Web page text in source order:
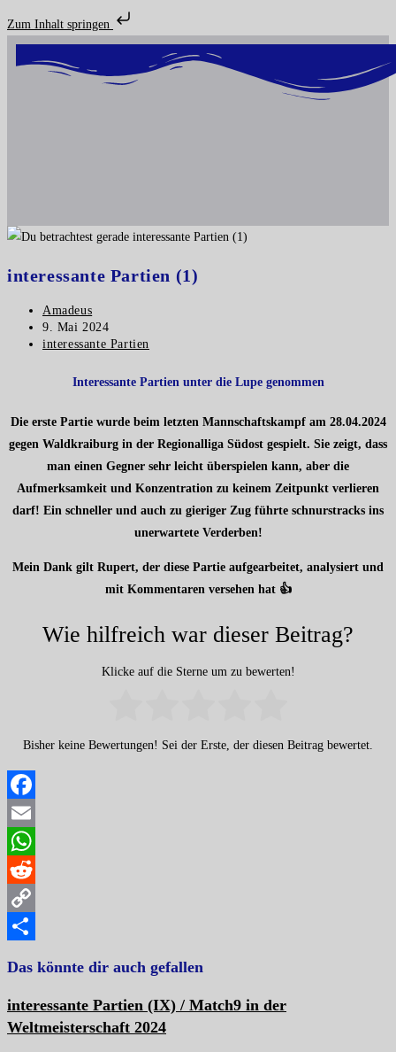
Zum Inhalt springen
interessante Partien (1)
Amadeus
9. Mai 2024
interessante Partien
Interessante Partien unter die Lupe genommen
Die erste Partie wurde beim letzten Mannschaftskampf am 28.04.2024
gegen Waldkraiburg in der Regionalliga Südost gespielt. Sie zeigt, dass
man einen Gegner sehr leicht überspielen kann, aber die
Aufmerksamkeit und Konzentration zu keinem Zeitpunkt verlieren
darf! Ein schneller und auch zu gieriger Zug führte schnurstracks ins
unerwartete Verderben!
Mein Dank gilt Rupert, der diese Partie aufgearbeitet, analysiert und
mit Kommentaren versehen hat 👍
Wie hilfreich war dieser Beitrag?
Klicke auf die Sterne um zu bewerten!
Bisher keine Bewertungen! Sei der Erste, der diesen Beitrag bewertet.
Facebook
Email
WhatsApp
Reddit
Copy
Das könnte dir auch gefallen
interessante Partien (IX) / Match9 in der
Weltmeisterschaft 2024